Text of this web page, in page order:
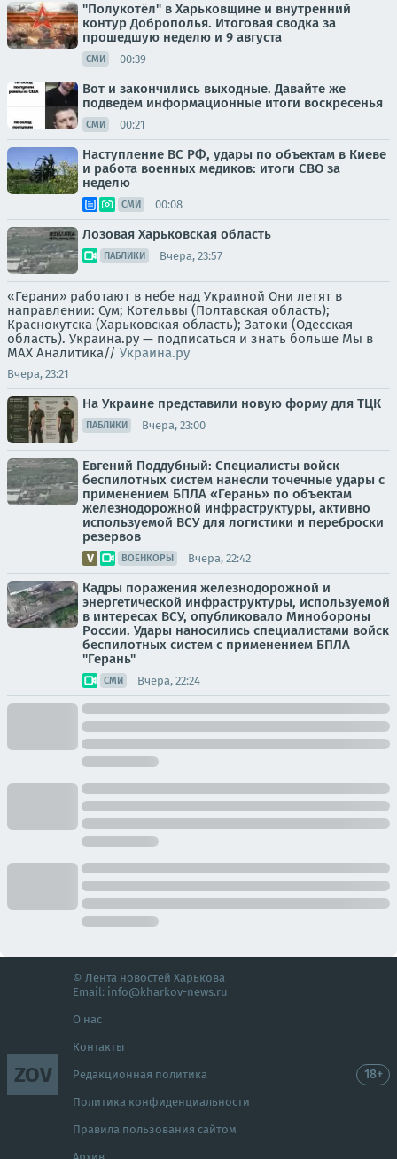
"Полукотёл" в Харьковщине и внутренний
контур Доброполья. Итоговая сводка за
прошедшую неделю и 9 августа
СМИ 00:39
Вот и закончились выходные. Давайте же
подведём информационные итоги воскресенья
СМИ 00:21
Наступление ВС РФ, удары по объектам в Киеве
и работа военных медиков: итоги СВО за
неделю
СМИ 00:08
Лозовая Харьковская область
ПАБЛИКИ Вчера, 23:57
«Герани» работают в небе над Украиной Они летят в
направлении: Сум; Котельвы (Полтавская область);
Краснокутска (Харьковская область); Затоки (Одесская
область). Украина.ру — подписаться и знать больше Мы в
MAX Аналитика// Украина.ру
Вчера, 23:21
На Украине представили новую форму для ТЦК
ПАБЛИКИ Вчера, 23:00
Евгений Поддубный: Специалисты войск
беспилотных систем нанесли точечные удары с
применением БПЛА «Герань» по объектам
железнодорожной инфраструктуры, активно
используемой ВСУ для логистики и переброски
резервов
ВОЕНКОРЫ Вчера, 22:42
Кадры поражения железнодорожной и
энергетической инфраструктуры, используемой
в интересах ВСУ, опубликовало Минобороны
России. Удары наносились специалистами войск
беспилотных систем с применением БПЛА
"Герань"
СМИ Вчера, 22:24
ZOV
© Лента новостей Харькова
Email: info@kharkov-news.ru
О нас
Контакты
Редакционная политика
Политика конфиденциальности
Правила пользования сайтом
18+